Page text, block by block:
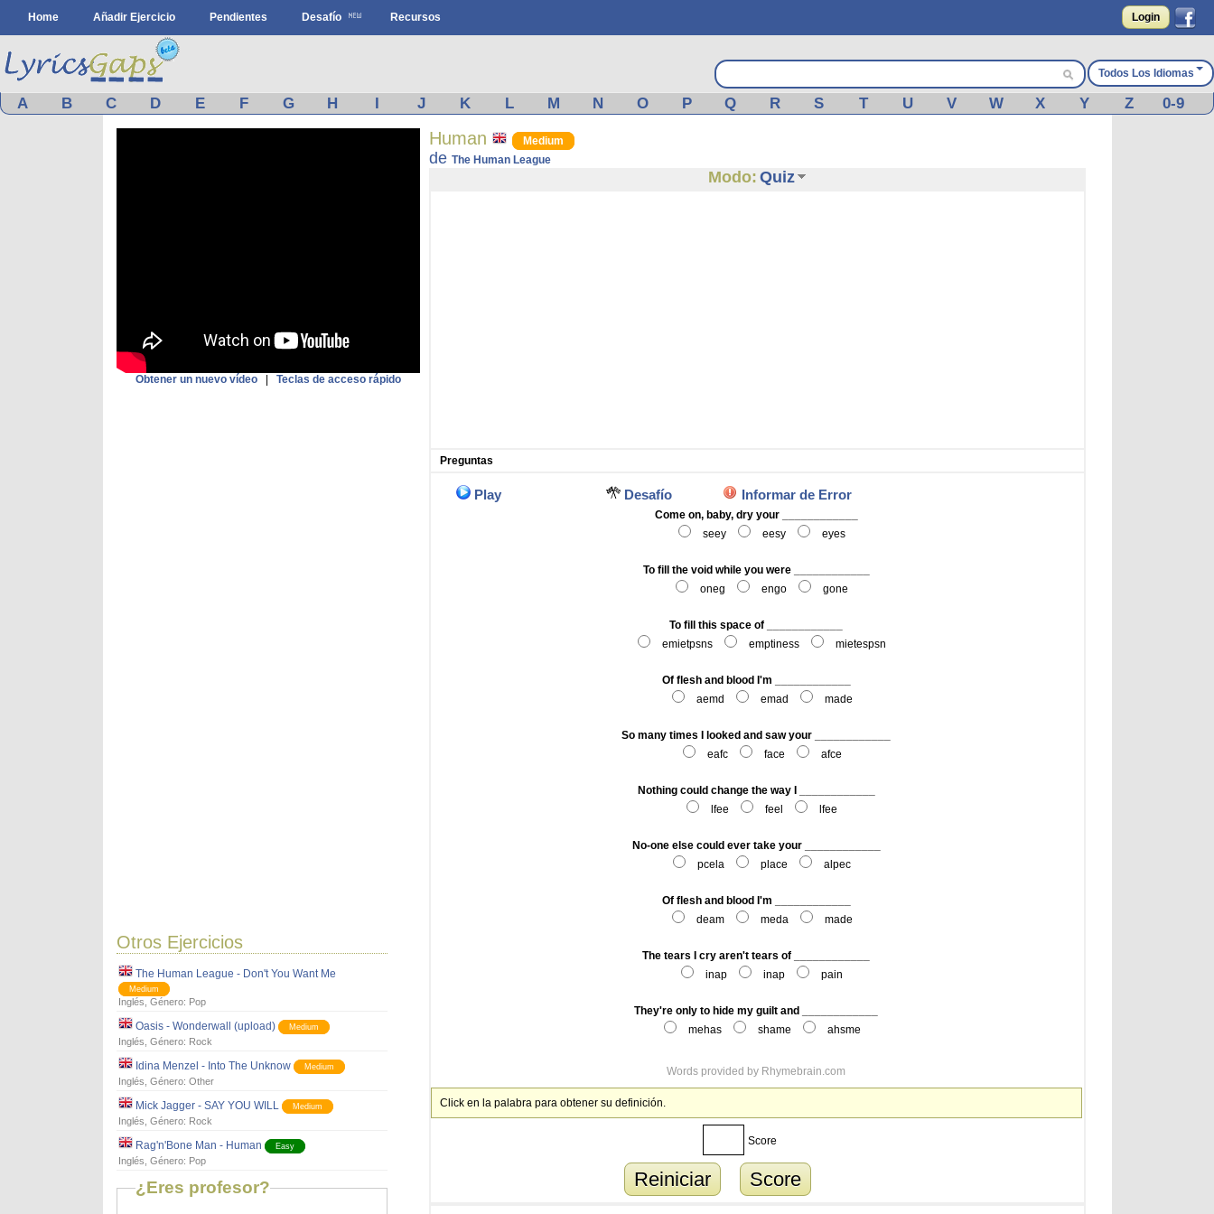
Home Añadir Ejercicio Pendientes Desafío Recursos Login
Todos Los Idiomas
A B C D E F G H I J K L M N O P Q R S T U V W X Y Z 0-9
Obtener un nuevo vídeo| Teclas de acceso rápido
Otros Ejercicios
The Human League - Don't You Want Me
Medium
Inglés, Género: Pop
Oasis - Wonderwall (upload) Medium
Inglés, Género: Rock
Idina Menzel - Into The Unknow Medium
Inglés, Género: Other
Mick Jagger - SAY YOU WILL Medium
Inglés, Género: Rock
Rag'n'Bone Man - Human Easy
Inglés, Género: Pop
¿Eres profesor?
Human Medium
de The Human League
Modo: Quiz
Preguntas
Play Desafío Informar de Error
Come on, baby, dry your ____________
seey
eesy eyes
To fill the void while you were ____________
oneg
engo gone
To fill this space of ____________
emietpsns
emptiness mietespsn
Of flesh and blood I'm ____________
aemd
emad made
So many times I looked and saw your ____________
eafc
face afce
Nothing could change the way I ____________
lfee
feel lfee
No-one else could ever take your ____________
pcela
place alpec
Of flesh and blood I'm ____________
deam
meda made
The tears I cry aren't tears of ____________
inap
inap pain
They're only to hide my guilt and ____________
mehas
shame ahsme
Words provided by Rhymebrain.com
Click en la palabra para obtener su definición.
Score
Reiniciar Score